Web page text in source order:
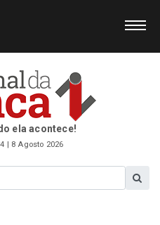
ela acontece!
| 8 Agosto 2026